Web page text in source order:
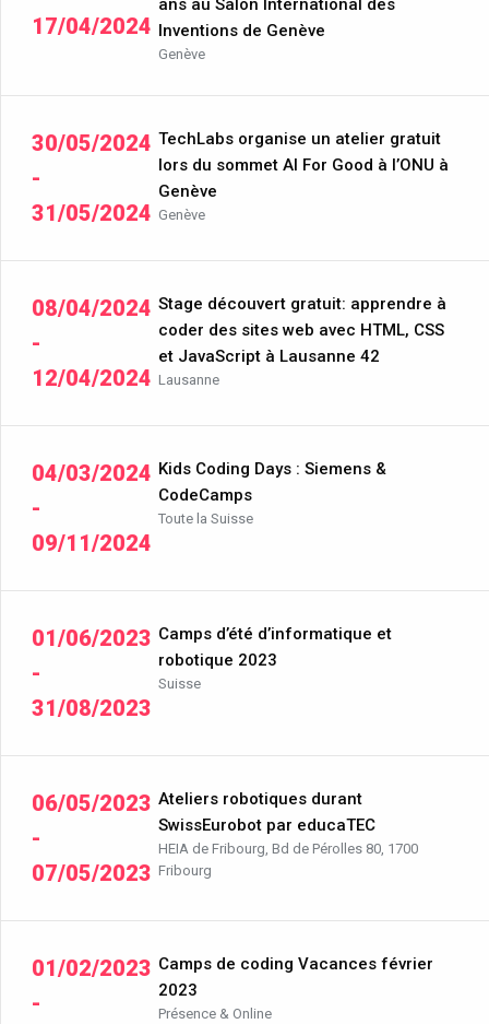
17/04/2024
ans au Salon International des
Inventions de Genève
Genève
30/05/2024
-
31/05/2024
TechLabs organise un atelier gratuit
lors du sommet AI For Good à l’ONU à
Genève
Genève
08/04/2024
-
12/04/2024
Stage découvert gratuit: apprendre à
coder des sites web avec HTML, CSS
et JavaScript à Lausanne 42
Lausanne
04/03/2024
-
09/11/2024
Kids Coding Days : Siemens &
CodeCamps
Toute la Suisse
01/06/2023
-
31/08/2023
Camps d’été d’informatique et
robotique 2023
Suisse
06/05/2023
-
07/05/2023
Ateliers robotiques durant
SwissEurobot par educaTEC
HEIA de Fribourg, Bd de Pérolles 80, 1700
Fribourg
01/02/2023
-
Camps de coding Vacances février
2023
Présence & Online